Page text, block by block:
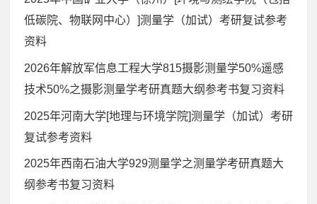
低碳院、物联网中心）]测量学（加试）考研复试参考
资料
2026年解放军信息工程大学815摄影测量学50%遥感
技术50%之摄影测量学考研真题大纲参考书复习资料
2025年河南大学[地理与环境学院]测量学（加试）考研
复试参考资料
2025年西南石油大学929测量学之测量学考研真题大
纲参考书复习资料